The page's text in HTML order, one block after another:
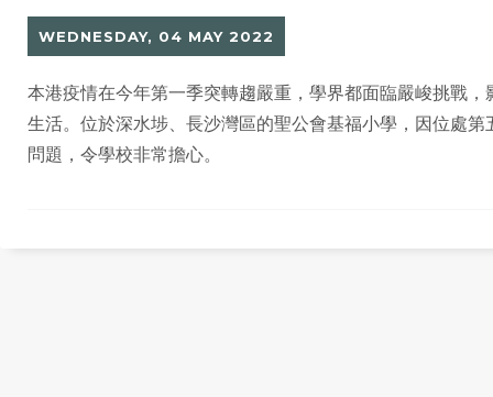
WEDNESDAY, 04 MAY 2022
本港疫情在今年第一季突轉趨嚴重，學界都面臨嚴峻挑戰
生活。位於深水埗、長沙灣區的聖公會基福小學，因位處
問題，令學校非常擔心。